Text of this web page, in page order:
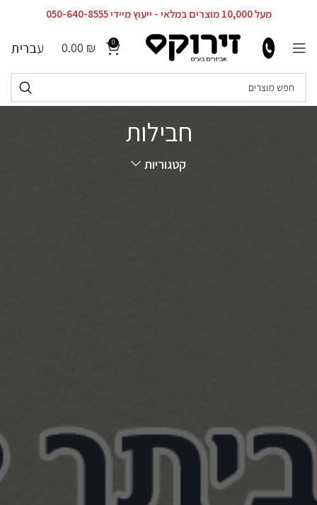
מעל 10,000 מוצרים במלאי - ייעוץ מיידי 050-640-8555
0
0.00 ₪ עברית
חבילות
קטגוריות